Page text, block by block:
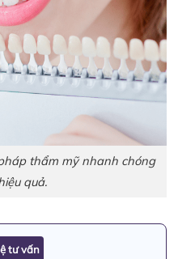
thẩm mỹ nhanh chóng
quả.
tư vấn